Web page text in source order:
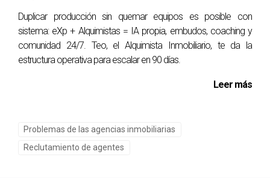
Duplicar producción sin quemar equipos es posible con
sistema: eXp + Alquimistas = IA propia, embudos, coaching y
comunidad 24/7. Teo, el Alquimista Inmobiliario, te da la
estructura operativa para escalar en 90 días.
Leer más
Problemas de las agencias inmobiliarias
Reclutamiento de agentes